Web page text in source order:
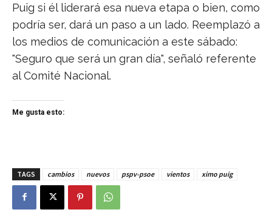
Puig si él liderará esa nueva etapa o bien, como
podría ser, dará un paso a un lado. Reemplazó a
los medios de comunicación a este sábado:
"Seguro que será un gran día", señaló referente
al Comité Nacional.
Me gusta esto:
TAGS cambios nuevos pspv-psoe vientos ximo puig